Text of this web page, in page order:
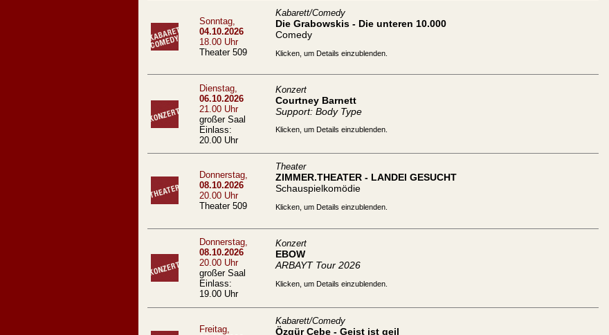
Sonntag,
04.10.2026
18.00 Uhr
Theater 509
Kabarett/Comedy
Die Grabowskis - Die unteren 10.000
Comedy
Klicken, um Details einzublenden.
Dienstag,
06.10.2026
21.00 Uhr
großer Saal
Einlass:
20.00 Uhr
Konzert
Courtney Barnett
Support: Body Type
Klicken, um Details einzublenden.
Donnerstag,
08.10.2026
20.00 Uhr
Theater 509
Theater
ZIMMER.THEATER - LANDEI GESUCHT
Schauspielkomödie
Klicken, um Details einzublenden.
Donnerstag,
08.10.2026
20.00 Uhr
großer Saal
Einlass:
19.00 Uhr
Konzert
EBOW
ARBAYT Tour 2026
Klicken, um Details einzublenden.
Freitag,
Kabarett/Comedy
Özgür Cebe - Geist ist geil